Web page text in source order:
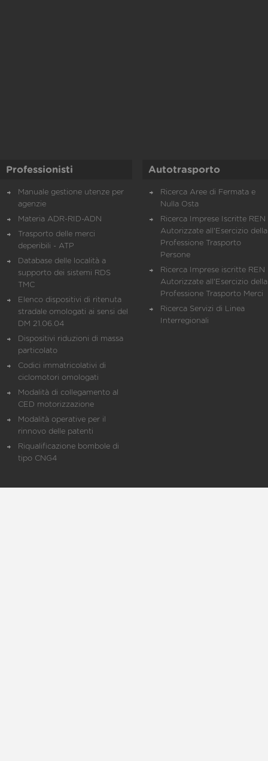
Professionisti
Manuale gestione utenze per
agenzie
Materia ADR-RID-ADN
Trasporto delle merci
deperibili - ATP
Database delle località a
supporto dei sistemi RDS
TMC
Elenco dispositivi di ritenuta
stradale omologati ai sensi del
DM 21.06.04
Dispositivi riduzioni di massa
particolato
Codici immatricolativi di
ciclomotori omologati
Modalità di collegamento al
CED motorizzazione
Modalità operative per il
rinnovo delle patenti
Riqualificazione bombole di
tipo CNG4
Autotrasporto
Ricerca Aree di Fermata e
Nulla Osta
Ricerca Imprese Iscritte REN
Autorizzate all'Esercizio della
Professione Trasporto
Persone
Ricerca Imprese iscritte REN
Autorizzate all'Esercizio della
Professione Trasporto Merci
Ricerca Servizi di Linea
Interregionali